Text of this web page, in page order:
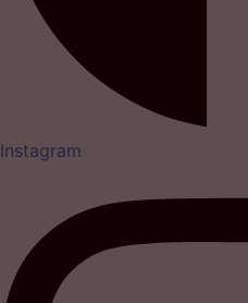
Instagram